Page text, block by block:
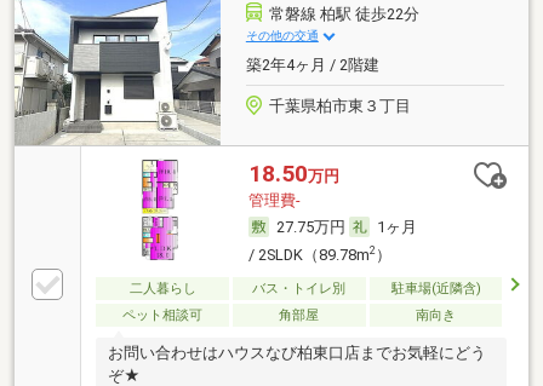
常磐線 柏駅 徒歩22分
その他の交通
築2年4ヶ月 / 2階建
千葉県柏市東３丁目
18.50万円
管理費-
27.75万円
1ヶ月
/ 2SLDK（89.78m2）
二人暮らし バス・トイレ別
駐車場(近隣含)
ペット相談可
角部屋 南向き
お問い合わせはハウスなび柏東口店までお気軽にどう
ぞ★